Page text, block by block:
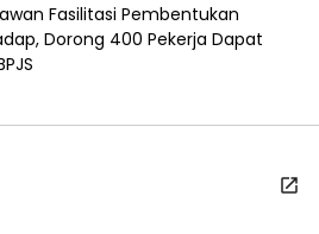
Fasilitasi Pembentukan
Dorong 400 Pekerja Dapat